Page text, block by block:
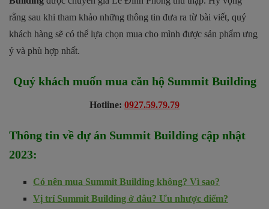
rằng sau khi tham khảo những thông tin đưa ra từ bài viết, quý
khách hàng sẽ có thể lựa chọn mua cho mình được sản phẩm ưng
ý và phù hợp nhất.
Quý khách muốn mua căn hộ Summit Building
Hotline: 0927.59.79.79
Thông tin về dự án Summit Building cập nhật
2023:
Có nên mua Summit Building không? Vì sao?
Vị trí Summit Building ở đâu? Ưu nhược điểm?